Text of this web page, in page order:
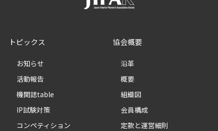
トピックス
お知らせ
活動報告
機関誌table
IP試験対策
コンペティション
協会概要
沿革
概要
組織図
会員構成
定款と運営細則